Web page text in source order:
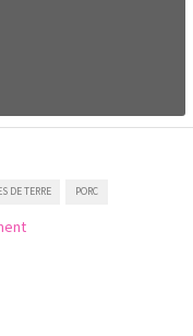
DE TERRE PORC
on